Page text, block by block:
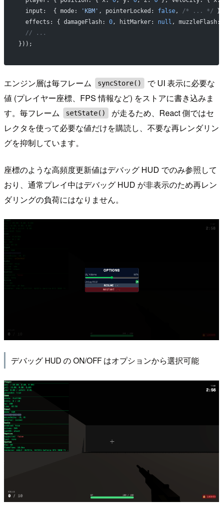
  input:  { mode:
'KBM' , pointerLocked: false, /* ... */
  effects: { damageFlash:
0, hitMarker: null ,
  // ...
}));
エンジン層は毎フレーム syncStore()
で UI 表示に必要な
値 (プレイヤー座標、FPS 情報など) をストアに書き込みま
す。毎フレーム
setState()
が走るため、React 側ではセ
レクタを使って必要な値だけを購読し、不要な再レンダリン
グを抑制しています。
座標のような高頻度更新値はデバッグ HUD でのみ参照して
おり、通常プレイ中はデバッグ HUD が非表示のため再レン
ダリングの負荷にはなりません。
デバッグ HUD の ON/OFF はオプションから選択可能